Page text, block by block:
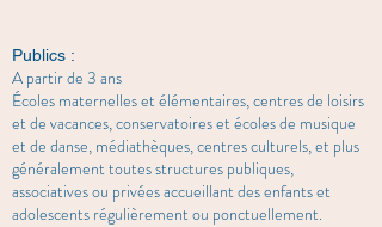
Publics :
A partir de 3 ans
Écoles maternelles et élémentaires, centres de loisirs
et de vacances, conservatoires et écoles de musique
et de danse, médiathèques, centres culturels, et plus
généralement toutes structures publiques,
associatives ou privées accueillant des enfants et
adolescents régulièrement ou ponctuellement.